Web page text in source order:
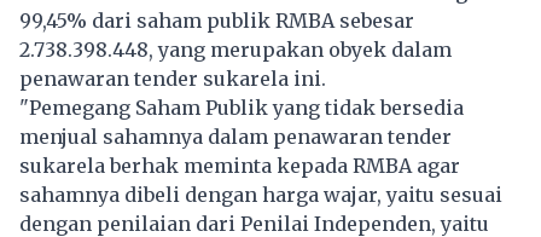
99,45% dari saham publik RMBA sebesar
2.738.398.448, yang merupakan obyek dalam
penawaran tender sukarela ini.
"Pemegang Saham Publik yang tidak bersedia
menjual sahamnya dalam penawaran tender
sukarela berhak meminta kepada RMBA agar
sahamnya dibeli dengan harga wajar, yaitu sesuai
dengan penilaian dari Penilai Independen, yaitu